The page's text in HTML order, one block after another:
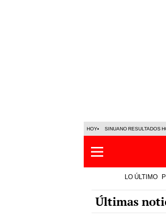
HOY SINUANO RESULTADOS
LO ÚLTIMO
Últimas